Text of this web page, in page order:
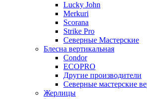
Lucky John
Merkuri
Scorana
Strike Pro
Северные Мастерские
Блесна вертикальная
Condor
ECOPRO
Другие производители
Северные мастерские
Жерлицы